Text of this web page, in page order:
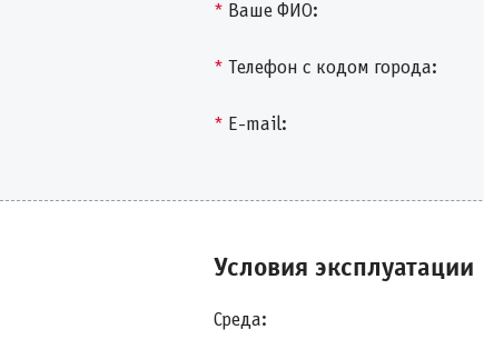
* Ваше ФИО:
* Телефон с кодом города:
* E-mail:
Условия эксплуатации
Среда: